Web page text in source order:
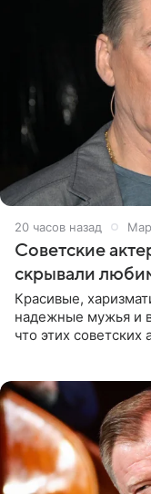
20 часов назад
Советские
скрывали
Красивые,
надежные мужья и
что этих